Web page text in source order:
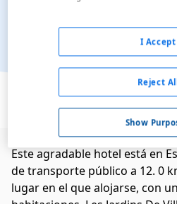
Ver en el
Este agradable hotel está en
de transporte público a 12. 0
lugar en el que alojarse, con
Show
Reject All
I Accept